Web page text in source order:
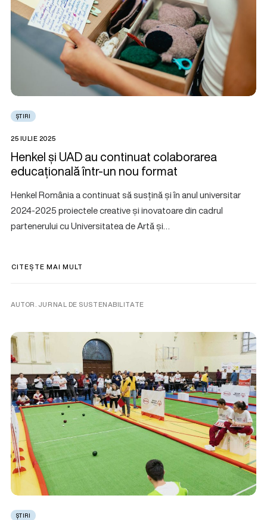
ȘTIRI
25 IULIE 2025
Henkel și UAD au continuat colaborarea
educațională într-un nou format
Henkel România a continuat să susțină și în anul universitar
2024-2025 proiectele creative și inovatoare din cadrul
partenerului cu Universitatea de Artă și…
CITEȘTE MAI MULT
AUTOR. JURNAL DE SUSTENABILITATE
ȘTIRI